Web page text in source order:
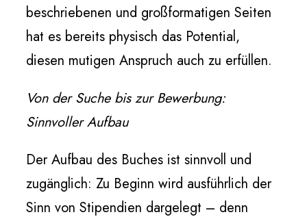
beschriebenen und großformatigen Seiten
hat es bereits physisch das Potential,
diesen mutigen Anspruch auch zu erfüllen.
Von der Suche bis zur Bewerbung:
Sinnvoller Aufbau
Der Aufbau des Buches ist sinnvoll und
zugänglich: Zu Beginn wird ausführlich der
Sinn von Stipendien dargelegt – denn